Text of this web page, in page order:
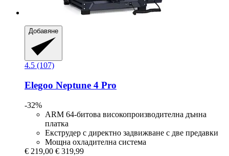
Добавяне
4.5 (107)
Elegoo Neptune 4 Pro
-32%
ARM 64-битова високопроизводителна дънна
платка
Екструдер с директно задвижване с две предавки
Мощна охладителна система
€ 219,00 € 319,99